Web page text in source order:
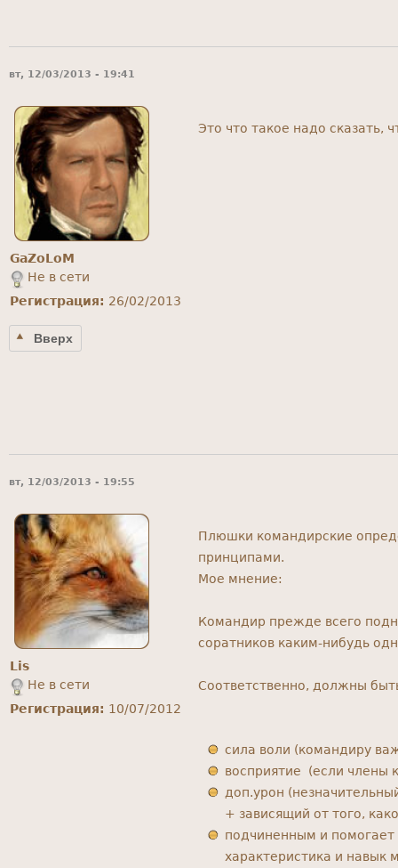
вт, 12/03/2013 - 19:41
GaZoLoM
Не в сети
Регистрация: 26/02/2013
Это что такое надо сказать,
Вверх
вт, 12/03/2013 - 19:55
Lis
Не в сети
Регистрация: 10/07/2012
Плюшки командирские
принципами.
Мое мнение:
Командир прежде всего
соратников каким-нибудь
Соответственно, должны
сила воли (командиру
восприятие (если члены
доп.урон
+ зависящий от того,
подчиненным и помогает
характеристика и навык